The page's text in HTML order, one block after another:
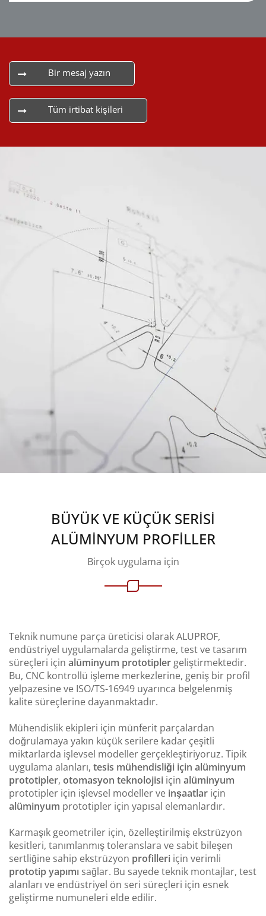
Bir mesaj yazın
Tüm irtibat kişileri
BÜYÜK VE KÜÇÜK SERISI
ALÜMINYUM PROFILLER
Birçok uygulama için
Teknik numune parça üreticisi olarak ALUPROF,
endüstriyel uygulamalarda geliştirme, test ve tasarım
süreçleri için alüminyum prototipler geliştirmektedir.
Bu, CNC kontrollü işleme merkezlerine, geniş bir profil
yelpazesine ve ISO/TS-16949 uyarınca belgelenmiş
kalite süreçlerine dayanmaktadır.
Mühendislik ekipleri için münferit parçalardan
doğrulamaya yakın küçük serilere kadar çeşitli
miktarlarda işlevsel modeller gerçekleştiriyoruz. Tipik
uygulama alanları, tesis mühendisliği için alüminyum
prototipler, otomasyon teknolojisi için alüminyum
prototipler için işlevsel modeller ve inşaatlar için
alüminyum prototipler için yapısal elemanlardır.
Karmaşık geometriler için, özelleştirilmiş ekstrüzyon
kesitleri, tanımlanmış toleranslara ve sabit bileşen
sertliğine sahip ekstrüzyon profilleri için verimli
prototip yapımı sağlar. Bu sayede teknik montajlar, test
alanları ve endüstriyel ön seri süreçleri için esnek
geliştirme numuneleri elde edilir.